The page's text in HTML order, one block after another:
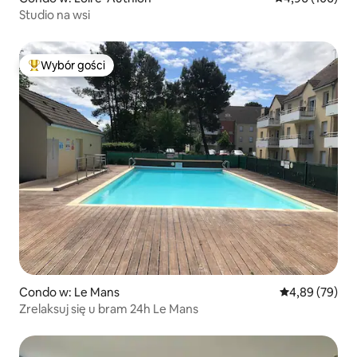
Studio na wsi
Najpopularniejsze z kategorii Wybór gości
Wybór gości
Condo w: Le Mans Średnia
4,89 (79)
Zrelaksuj się u bram 24h Le Mans